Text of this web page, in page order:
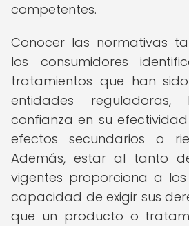
competentes.
Conocer las normativas
los consumidores
tratamientos que han
entidades
confianza en su
efectos secundarios o
Además, estar al tanto
vigentes proporciona a
capacidad de exigir sus
que un producto o